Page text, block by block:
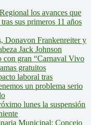
los avances que
sus primeros 11 años
Donavon Frankenreiter y
Jack Johnson
con gran “Carnaval Vivo
gratuitos
laboral tras
un problema serio
lunes la suspensión
Municipal: Concejo